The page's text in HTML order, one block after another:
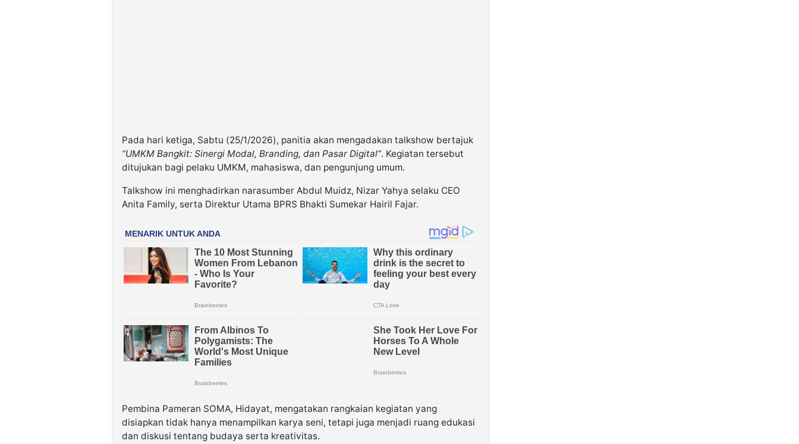
Pada hari ketiga, Sabtu (25/1/2026), panitia akan mengadakan talkshow bertajuk
“UMKM Bangkit: Sinergi Modal, Branding, dan Pasar Digital”. Kegiatan tersebut
ditujukan bagi pelaku UMKM, mahasiswa, dan pengunjung umum.
Talkshow ini menghadirkan narasumber Abdul Muidz, Nizar Yahya selaku CEO
Anita Family, serta Direktur Utama BPRS Bhakti Sumekar Hairil Fajar.
Pembina Pameran SOMA, Hidayat, mengatakan rangkaian kegiatan yang
disiapkan tidak hanya menampilkan karya seni, tetapi juga menjadi ruang edukasi
dan diskusi tentang budaya serta kreativitas.